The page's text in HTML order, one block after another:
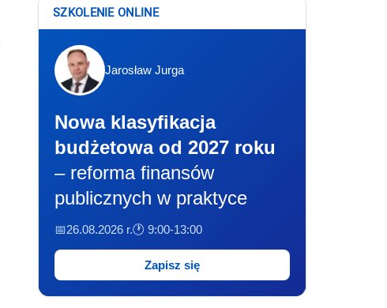
SZKOLENIE ONLINE
Jarosław Jurga
Nowa klasyfikacja
budżetowa od 2027 roku
– reforma finansów
publicznych w praktyce
📅26.08.2026 r.🕐 9:00-13:00
Zapisz się